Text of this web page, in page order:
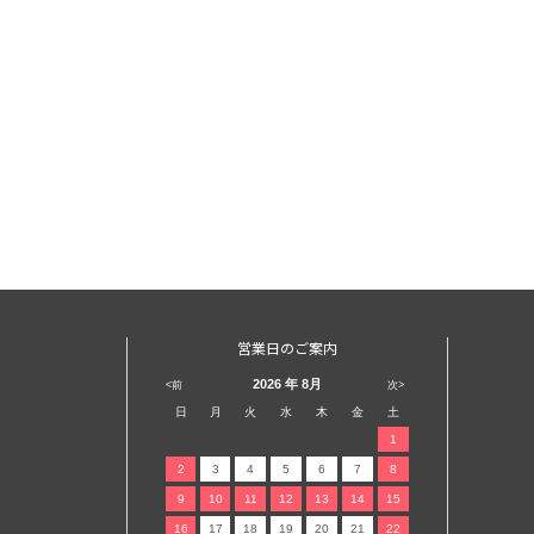
営業日のご案内
<前 次>
2026 年 8月
日 月 火 水 木 金 土
1
2 3 4 5 6 7 8
9 10 11 12 13 14 15
16 17 18 19 20 21 22